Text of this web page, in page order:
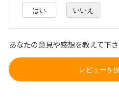
はい いいえ
あなたの意見や感想を教えて下さ
レビューを